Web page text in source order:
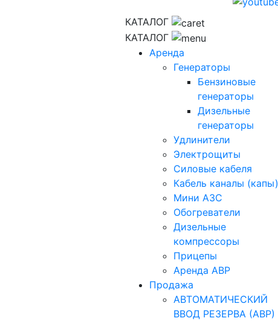
КАТАЛОГ
КАТАЛОГ
Аренда
Генераторы
Бензиновые
генераторы
Дизельные
генераторы
Удлинители
Электрощиты
Силовые кабеля
Кабель каналы (капы)
Мини АЗС
Обогреватели
Дизельные
компрессоры
Прицепы
Аренда АВР
Продажа
АВТОМАТИЧЕСКИЙ
ВВОД РЕЗЕРВА (АВР)